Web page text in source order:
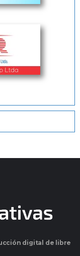
digital de libre